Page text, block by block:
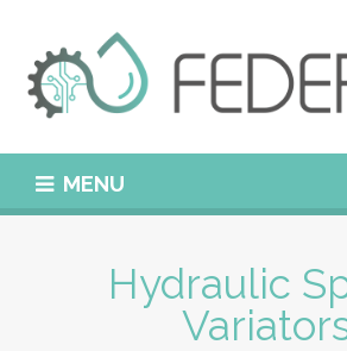
MENU
Hydraulic